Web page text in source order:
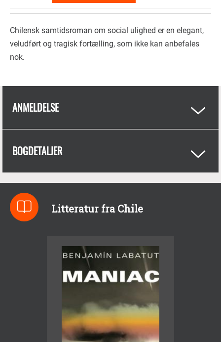
Chilensk samtidsroman om social ulighed er en elegant,
veludført og tragisk fortælling, som ikke kan anbefales
nok.
ANMELDELSE
BOGDETALJER
Litteratur fra Chile